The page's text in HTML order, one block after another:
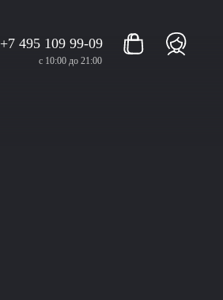
+7 495 109 99-09
с 10:00 до 21:00